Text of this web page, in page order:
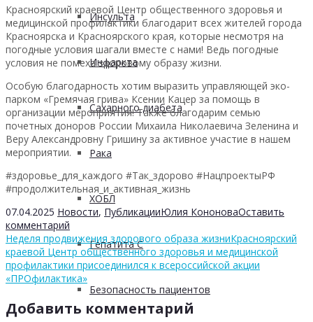
Инсульта
Инфаркта
Сахарного диабета
Рака
ХОБЛ
Гепатита С
Безопасность пациентов
Красноярский краевой Центр общественного здоровья и
медицинской профилактики благодарит всех жителей города
Красноярска и Красноярского края, которые несмотря на
погодные условия шагали вместе с нами! Ведь погодные
условия не помеха здоровому образу жизни.
Особую благодарность хотим выразить управляющей эко-
парком «Гремячая грива» Ксении Кацер за помощь в
организации мероприятия! Также благодарим семью
почетных доноров России Михаила Николаевича Зеленина и
Веру Александровну Гришину за активное участие в нашем
мероприятии.
#здоровье_для_каждого #Так_здорово #НацпроектыРФ
#продолжительная_и_активная_жизнь
07.04.2025 Новости, ПубликацииЮлия КононоваОставить
комментарий
Неделя продвижения здорового образа жизниКрасноярский
краевой Центр общественного здоровья и медицинской
профилактики присоединился к всероссийской акции
«ПРОфилактика»
Добавить комментарий